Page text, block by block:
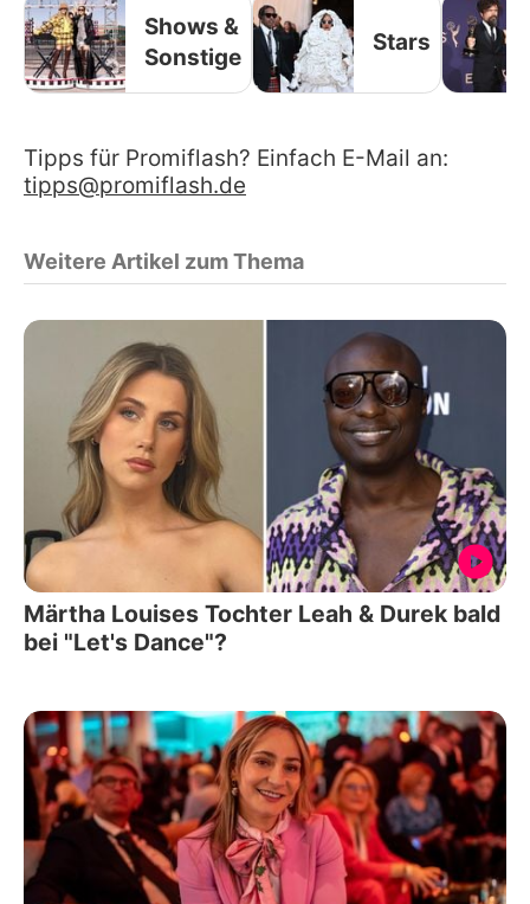
Shows &
Sonstige
Stars
Tipps für Promiflash? Einfach E-Mail an:
tipps@promiflash.de
Weitere Artikel zum Thema
Märtha Louises Tochter Leah & Durek bald
bei "Let's Dance"?